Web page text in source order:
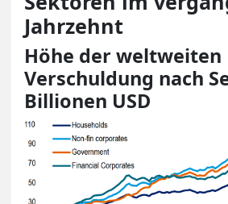
Jahrzehnt
Höhe der weltweiten
Verschuldung nach
Billionen USD